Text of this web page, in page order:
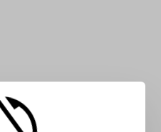
into the box: